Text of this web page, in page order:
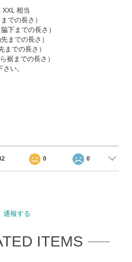
相当
での長さ）
下までの長さ）
までの長さ）
までの長さ）
裾までの長さ）
い。
0 0
通報する
ITEMS